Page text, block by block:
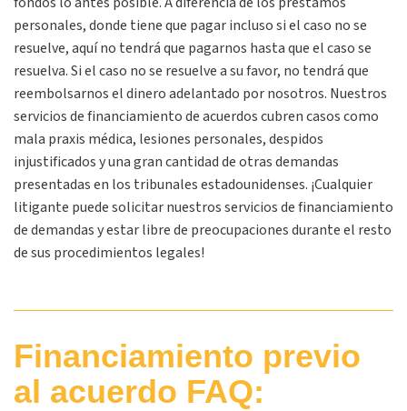
personales, donde tiene que pagar incluso si el caso no se
resuelve, aquí no tendrá que pagarnos hasta que el caso se
resuelva. Si el caso no se resuelve a su favor, no tendrá que
reembolsarnos el dinero adelantado por nosotros. Nuestros
servicios de financiamiento de acuerdos cubren casos como
mala praxis médica, lesiones personales, despidos
injustificados y una gran cantidad de otras demandas
presentadas en los tribunales estadounidenses. ¡Cualquier
litigante puede solicitar nuestros servicios de financiamiento
de demandas y estar libre de preocupaciones durante el resto
de sus procedimientos legales!
Financiamiento previo
al acuerdo FAQ: